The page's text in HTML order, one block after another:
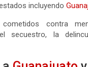
incluyendo
contra
secuestro, la